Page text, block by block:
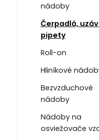
nádoby
Čerpadlá,
pipety
Roll-on
Hliníkové
Bezvzduchové
nádoby
Nádoby na
osviežovače